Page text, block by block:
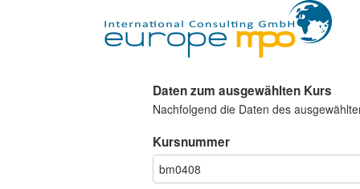
Daten zum ausgewählten Kurs
Nachfolgend die Daten des
Kursnummer